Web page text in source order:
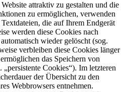
attraktiv zu gestalten und die
zu ermöglichen, verwenden
die auf Ihrem Endgerät
werden diese Cookies nach
wieder gelöscht (sog.
verbleiben diese Cookies länger
das Speichern von
„persistente Cookies“). Im letzteren
der Übersicht zu den
Webbrowsers entnehmen.